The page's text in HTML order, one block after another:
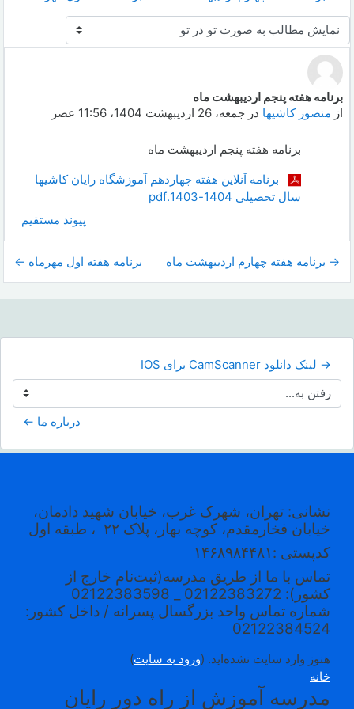
نحوهٔ نمایش
برنامه هفته پنجم اردیبهشت ماه
از منصور کاشیها در جمعه، 26 اردیبهشت 1404، 11:56 عصر
Number of replies: 0
برنامه هفته پنجم اردیبهشت ماه
برنامه آنلاین هفته چهاردهم آموزشگاه رایان کاشیها
سال تحصیلی 1404-1403.pdf
پیوند مستقیم
→ برنامه هفته چهارم اردیبهشت ماه برنامه هفته اول مهرماه ←
→ لینک دانلود CamScanner برای IOS
رفتن به...
درباره ما ←
نشانی: تهران، شهرک غرب، خیابان شهید دادمان،
خیابان فخارمقدم، کوچه بهار، پلاک ۲۲
، طبقه اول
کدپستی :۱۴۶۸۹۸۴۴۸۱
تماس با ما از طریق مدرسه(ثبت‌نام خارج از
کشور): 02122383272 _ 02122383598
شماره تماس واحد بزرگسال پسرانه / داخل کشور:
02122384524
هنوز وارد سایت نشده‌اید. (ورود به سایت)
خانه
مدرسه آموزش از راه دور رایان